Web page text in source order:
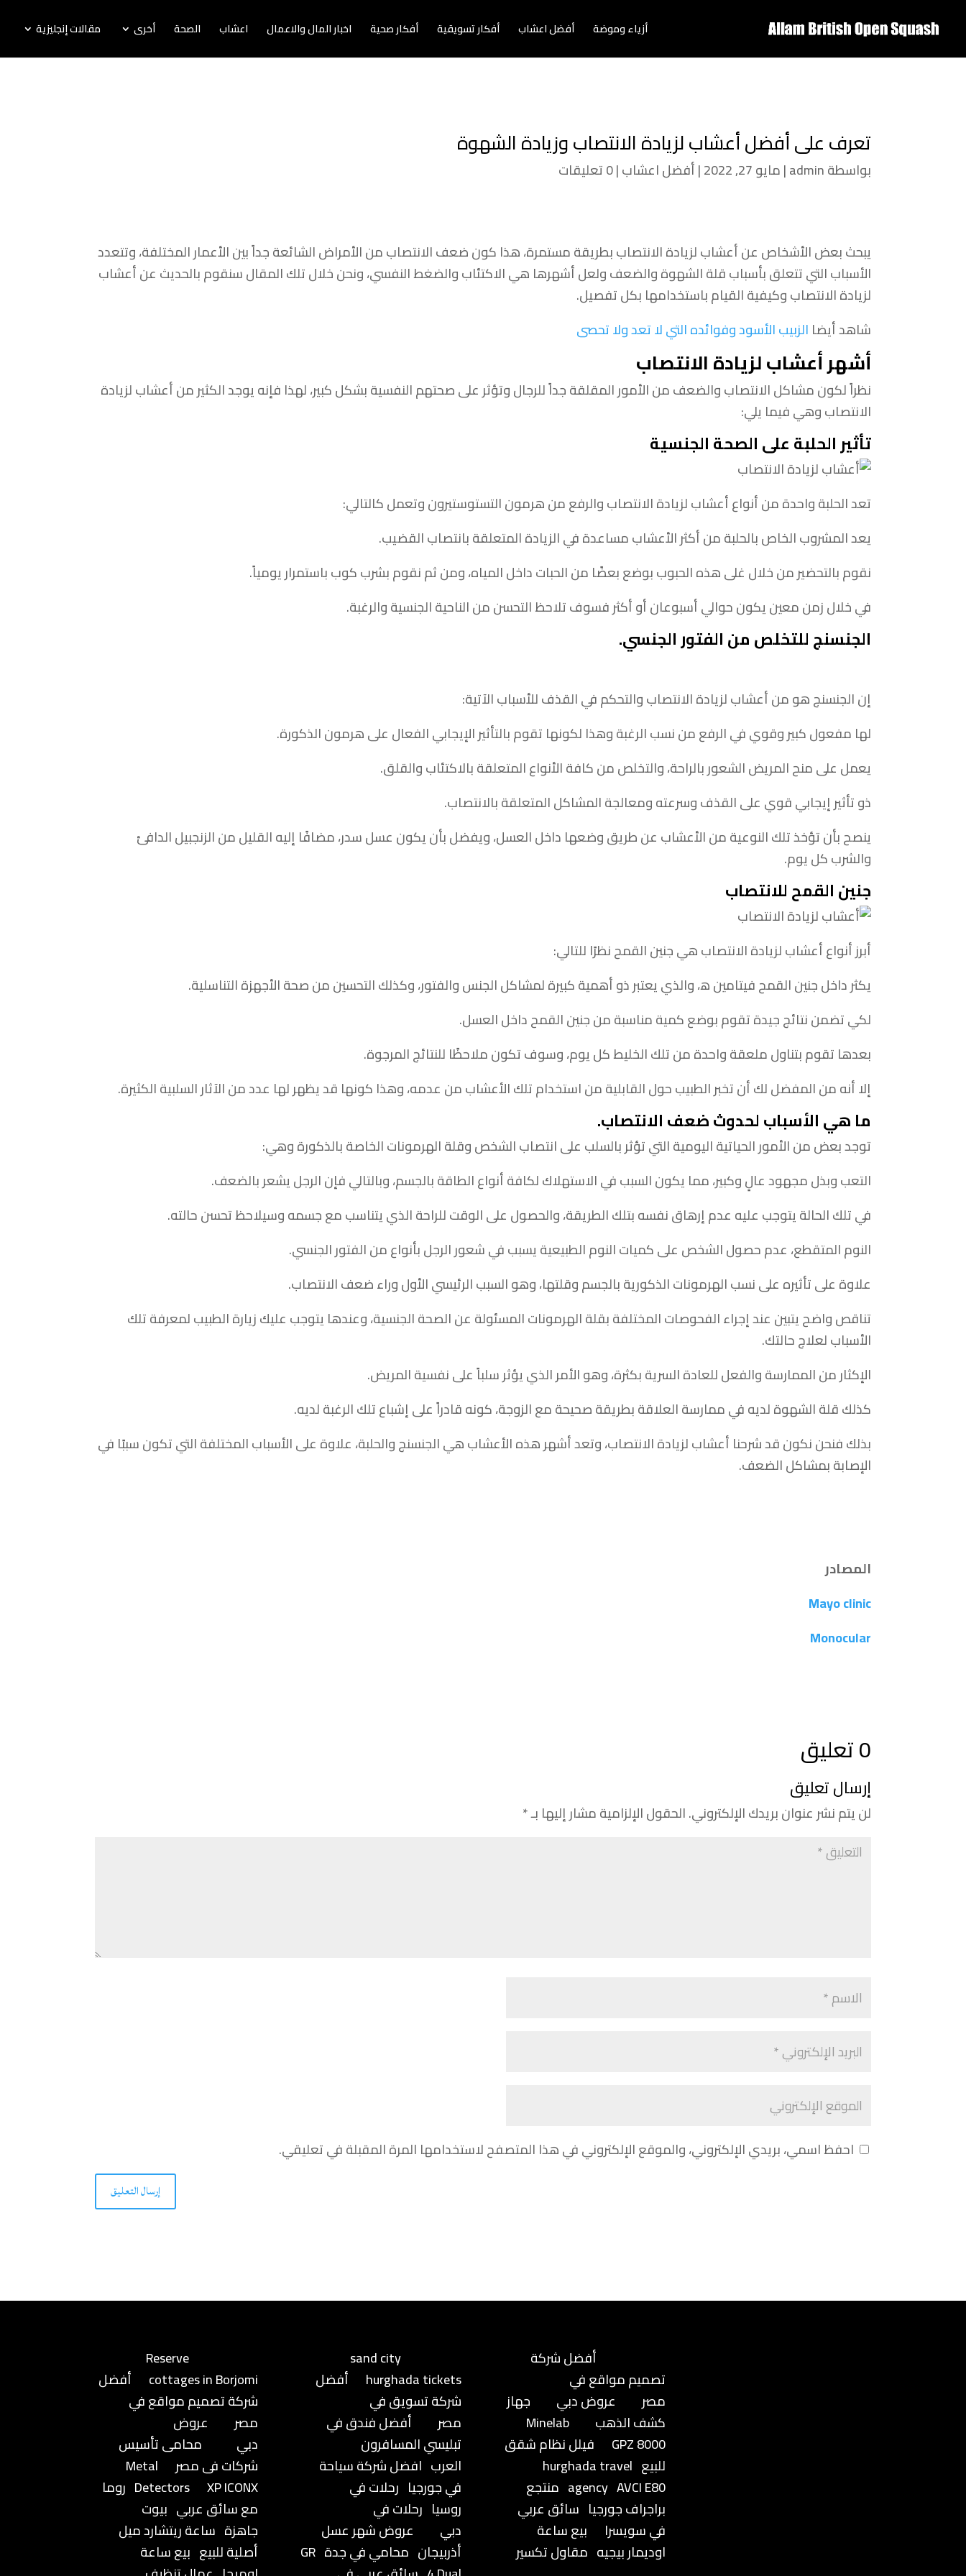
أزياء وموضة أفضل اعشاب أفكار تسويقية أفكار صحية اخبار المال والاعمال اعشاب الصحة أخرى مقالات إنجليزية
تعرف على أفضل أعشاب لزيادة الانتصاب وزيادة الشهوة
بواسطةadmin
|مايو 27, 2022 |أفضل اعشاب|0 تعليقات
يبحث بعض الأشخاص عن أعشاب لزيادة الانتصاب بطريقة مستمرة، هذا كون ضعف الانتصاب من الأمراض الشائعة جداً بين الأعمار المختلفة، وتتعدد
الأسباب التي تتعلق بأسباب قلة الشهوة والضعف ولعل أشهرها هي الاكتئاب والضغط النفسي، ونحن خلال تلك المقال سنقوم بالحديث عن أعشاب
لزيادة الانتصاب وكيفية القيام باستخدامها بكل تفصيل.
شاهد أيضا الزبيب الأسود وفوائده التي لا تعد ولا تحصى
أشهر أعشاب لزيادة الانتصاب
نظراً لكون مشاكل الانتصاب والضعف من الأمور المقلقة جداً للرجال وتؤثر على صحتهم النفسية بشكل كبير، لهذا فإنه يوجد الكثير من أعشاب لزيادة
الانتصاب وهي فيما يلي:
تأثير الحلبة على الصحة الجنسية
تعد الحلبة واحدة من أنواع أعشاب لزيادة الانتصاب والرفع من هرمون التستوستيرون وتعمل كالتالي:
يعد المشروب الخاص بالحلبة من أكثر الأعشاب مساعدة في الزيادة المتعلقة بانتصاب القضيب.
نقوم بالتحضير من خلال غلى هذه الحبوب بوضع بعضًا من الحبات داخل المياه، ومن ثم نقوم بشرب كوب باستمرار يومياً.
في خلال زمن معين يكون حوالي أسبوعان أو أكثر فسوف تلاحظ التحسن من الناحية الجنسية والرغبة.
الجنسنج للتخلص من الفتور الجنسي.
إن الجنسنج هو من أعشاب لزيادة الانتصاب والتحكم في القذف للأسباب الآتية:
لها مفعول كبير وقوي في الرفع من نسب الرغبة وهذا لكونها تقوم بالتأثير الإيجابي الفعال على هرمون الذكورة.
يعمل على منح المريض الشعور بالراحة، والتخلص من كافة الأنواع المتعلقة بالاكتئاب والقلق.
ذو تأثير إيجابي قوي على القذف وسرعته ومعالجة المشاكل المتعلقة بالانتصاب.
ينصح بأن تؤخذ تلك النوعية من الأعشاب عن طريق وضعها داخل العسل، ويفضل بأن يكون عسل سدر، مضافًا إليه القليل من الزنجبيل الدافئ
والشرب كل يوم.
جنين القمح للانتصاب
أبرز أنواع أعشاب لزيادة الانتصاب هي جنين القمح نظرًا للتالي:
يكثر داخل جنين القمح فيتامين ھ، والذي يعتبر ذو أهمية كبيرة لمشاكل الجنس والفتور، وكذلك التحسين من صحة الأجهزة التناسلية.
لكي تضمن نتائج جيدة تقوم بوضع كمية مناسبة من جنين القمح داخل العسل.
بعدها تقوم بتناول ملعقة واحدة من تلك الخليط كل يوم، وسوف تكون ملاحظًا للنتائج المرجوة.
إلا أنه من المفضل لك أن تخبر الطبيب حول القابلية من استخدام تلك الأعشاب من عدمه، وهذا كونها قد يظهر لها عدد من الآثار السلبية الكثيرة.
ما هي الأسباب لحدوث ضعف الانتصاب.
توجد بعض من الأمور الحياتية اليومية التي تؤثر بالسلب على انتصاب الشخص وقلة الهرمونات الخاصة بالذكورة وهي:
التعب وبذل مجهود عالٍ وكبير، مما يكون السبب في الاستهلاك لكافة أنواع الطاقة بالجسم، وبالتالي فإن الرجل يشعر بالضعف.
في تلك الحالة يتوجب عليه عدم إرهاق نفسه بتلك الطريقة، والحصول على الوقت للراحة الذي يتناسب مع جسمه وسيلاحظ تحسن حالته.
النوم المتقطع، عدم حصول الشخص على كميات النوم الطبيعية يسبب في شعور الرجل بأنواع من الفتور الجنسي.
علاوة على تأثيره على نسب الهرمونات الذكورية بالجسم وقلتها، وهو السبب الرئيسي الأول وراء ضعف الانتصاب.
تناقص واضح يتبين عند إجراء الفحوصات المختلفة بقلة الهرمونات المسئولة عن الصحة الجنسية، وعندها يتوجب عليك زيارة الطبيب لمعرفة تلك
الأسباب لعلاج حالتك.
الإكثار من الممارسة والفعل للعادة السرية بكثرة، وهو الأمر الذي يؤثر سلباً على نفسية المريض.
كذلك قلة الشهوة لديه في ممارسة العلاقة بطريقة صحيحة مع الزوجة، كونه قادراً على إشباع تلك الرغبة لديه.
بذلك فنحن نكون قد شرحنا أعشاب لزيادة الانتصاب، وتعد أشهر هذه الأعشاب هي الجنسنج والحلبة، علاوة على الأسباب المختلفة التي تكون سببًا في
الإصابة بمشاكل الضعف.
المصادر
Mayo clinic
Monocular
0 تعليق
إرسال تعليق
لن يتم نشر عنوان بريدك الإلكتروني.الحقول الإلزامية مشار إليها بـ*
احفظ اسمي، بريدي الإلكتروني، والموقع الإلكتروني في هذا المتصفح لاستخدامها المرة المقبلة في تعليقي.
إرسال التعليق
Reserve
cottages in Borjomi
أفضل
شركة تصميم مواقع في
مصر
عروض
دبي
محامى تأسيس
شركات فى مصر
Metal
Detectors
XP ICONX
روما
مع سائق عربي بيوت
جاهزة ساعة ريتشارد ميل
أصلية للبيع بيع ساعة
sand city
hurghada tickets
أفضل
شركة تسويق في
مصر
أفضل فندق في
تبليسي المسافرون
العرب افضل شركة سياحة
في جورجيا رحلات في
روسيا رحلات في
دبي
عروض شهر عسل
أذربيجان محامي في جدة GR
أفضل شركة
تصميم مواقع في
مصر
عروض دبي
جهاز
كشف الذهب
Minelab
GPZ 8000
فيلل نظام شقق
للبيع hurghada travel
agency AVCI E80
منتجع
براجراف جورجيا سائق عربي
في سويسرا
بيع ساعة
اوديمار بيجيه مقاول تكسير